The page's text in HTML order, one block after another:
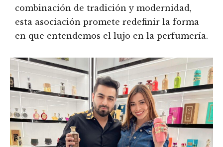
combinación de tradición y modernidad,
esta asociación promete redefinir la forma
en que entendemos el lujo en la perfumería.